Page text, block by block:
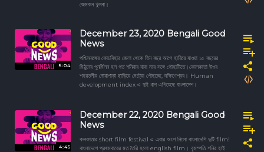
জেমকন খুলনা।
5:04
December 23, 2020 Bengali Good
News
পশ্চিমবঙ্গের কোচবিহার জেলা থেকে তিন বছর আগে হারিয়ে যাওয়া ১৫ বছরের
মিঠুনের পুনর্মিলন হল গত শনিবার বাবা মার সঙ্গে গৌহাটিতে। কোলকাতা উওর
শহরতলীর নোয়াপাড়া ছাড়িয়ে মেট্রো পৌছচ্ছে, দক্ষিণেশ্বর। Human
development index এ দুই ধাপ এগিয়েছে বাংলাদেশ।
4:45
December 22, 2020 Bengali Good
News
কলকাতার short film festival এ এবার অংশ নিলো বাংলাদেশি দুটি film!
বাংলাদেশে প্রথমবারের মত তৈরি হলো english film। বৃহস্পতি শনির হাই